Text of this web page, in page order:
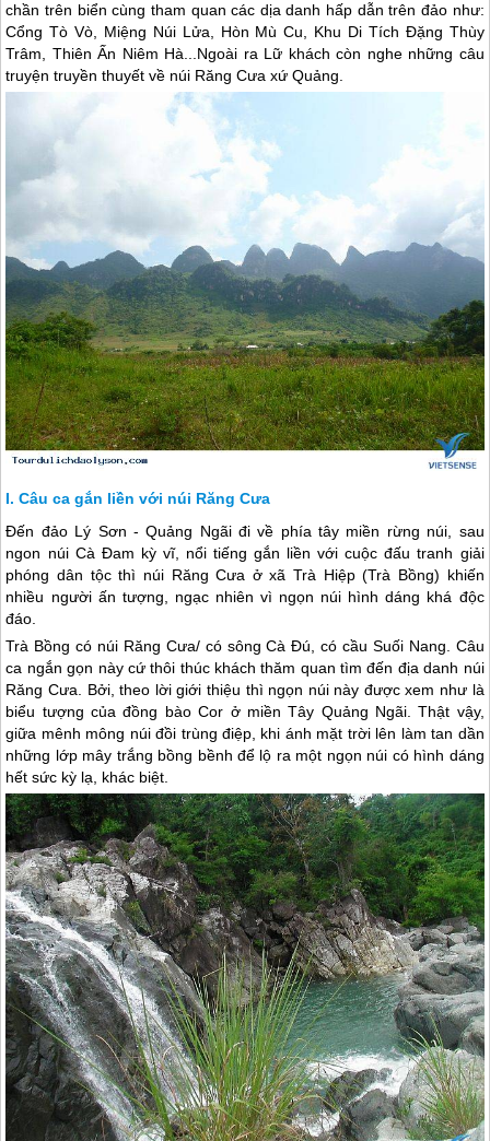
chần trên biển cùng tham quan các dịa danh hấp dẫn trên đảo như:
Cổng Tò Vò, Miệng Núi Lửa, Hòn Mù Cu, Khu Di Tích Đặng Thùy
Trâm, Thiên Ấn Niêm Hà...Ngoài ra Lữ khách còn nghe những câu
truyện truyền thuyết về núi Răng Cưa xứ Quảng.
Câu ca gắn liền với núi Răng Cưa
Đến đảo Lý Sơn - Quảng Ngãi đi về phía tây miền rừng núi, sau
ngon núi Cà Đam kỳ vĩ, nổi tiếng gắn liền với cuộc đấu tranh giải
phóng dân tộc thì núi Răng Cưa ở xã Trà Hiệp (Trà Bồng) khiến
nhiều người ấn tượng, ngạc nhiên vì ngọn núi hình dáng khá độc
đáo.
Trà Bồng có núi Răng Cưa/ có sông Cà Đú, có cầu Suối Nang. Câu
ca ngắn gọn này cứ thôi thúc khách thăm quan tìm đến địa danh núi
Răng Cưa. Bởi, theo lời giới thiệu thì ngọn núi này được xem như là
biểu tượng của đồng bào Cor ở miền Tây Quảng Ngãi. Thật vậy,
giữa mênh mông núi đồi trùng điệp, khi ánh mặt trời lên làm tan dần
những lớp mây trắng bồng bềnh để lộ ra một ngọn núi có hình dáng
hết sức kỳ lạ, khác biệt.